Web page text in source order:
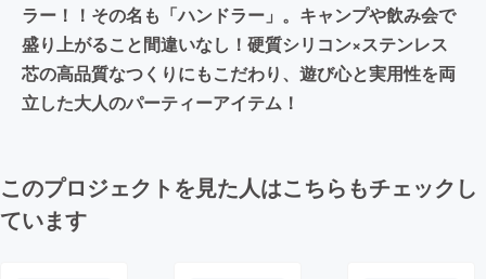
ラー！！その名も「ハンドラー」。キャンプや飲み会で
盛り上がること間違いなし！硬質シリコン×ステンレス
芯の高品質なつくりにもこだわり、遊び心と実用性を両
立した大人のパーティーアイテム！
このプロジェクトを見た人はこちらもチェックし
ています